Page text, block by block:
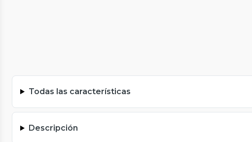
Todas las características
Descripción